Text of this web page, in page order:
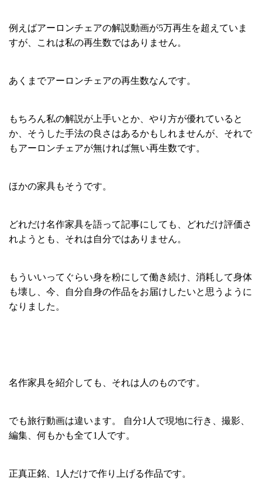
例えばアーロンチェアの解説動画が5万再生を超えていま
すが、これは私の再生数ではありません。
あくまでアーロンチェアの再生数なんです。
もちろん私の解説が上手いとか、やり方が優れていると
か、そうした手法の良さはあるかもしれませんが、それで
もアーロンチェアが無ければ無い再生数です。
ほかの家具もそうです。
どれだけ名作家具を語って記事にしても、どれだけ評価さ
れようとも、それは自分ではありません。
もういいってぐらい身を粉にして働き続け、消耗して身体
も壊し、今、自分自身の作品をお届けしたいと思うように
なりました。
名作家具を紹介しても、それは人のものです。
でも旅行動画は違います。 自分1人で現地に行き、撮影、
編集、何もかも全て1人です。
正真正銘、1人だけで作り上げる作品です。